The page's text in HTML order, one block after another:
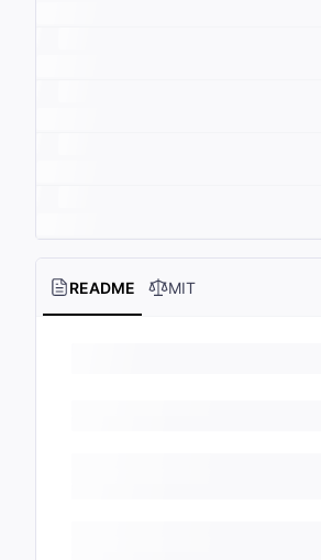
README MIT